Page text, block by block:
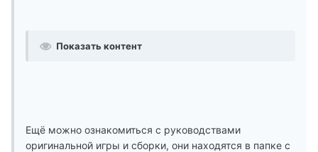
Показать контент
Ещё можно ознакомиться с руководствами
оригинальной игры и сборки, они находятся в папке с